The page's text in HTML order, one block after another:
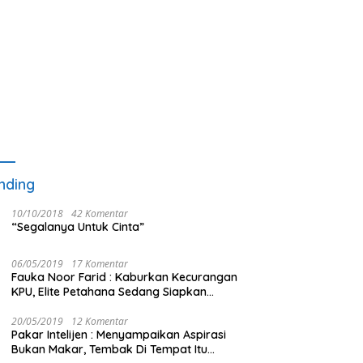
10/10/2018 42 Komentar
“Segalanya Untuk Cinta”
06/05/2019 17 Komentar
Fauka Noor Farid : Kaburkan Kecurangan
KPU, Elite Petahana Sedang Siapkan
20/05/2019 12 Komentar
Pakar Intelijen : Menyampaikan Aspirasi
Bukan Makar, Tembak Di Tempat Itu